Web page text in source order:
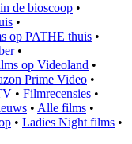
de bioscoop •
•
op PATHE thuis •
•
op Videoland •
Prime Video •
• Filmrecensies •
• Alle films •
• Ladies Night films •